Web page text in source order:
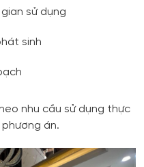
sử dụng
sinh
nhu cầu sử dụng thực
án.